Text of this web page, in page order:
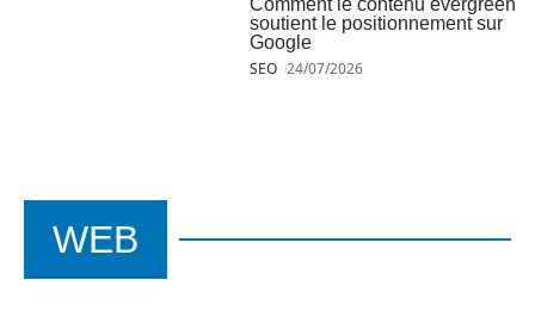
soutient le positionnement sur
Google
SEO 24/07/2026
WEB